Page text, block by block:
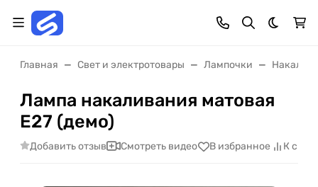
Темная
Главная Свет и электротовары Лампочки
Лампа накаливания матовая
Е27 (демо)
Добавить отзыв Смотреть видео В избранное К